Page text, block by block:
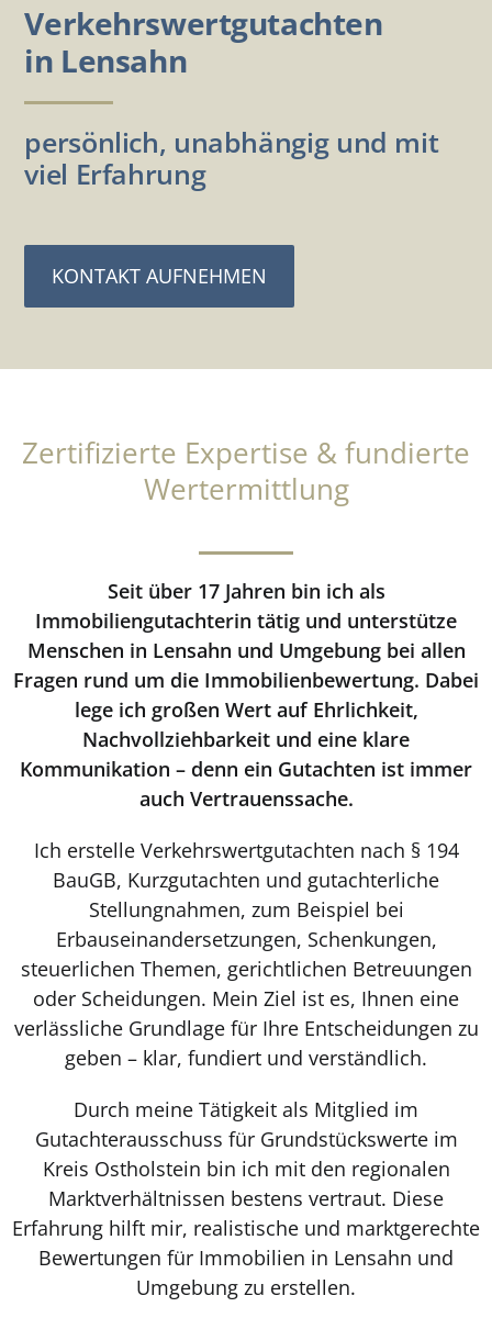
Verkehrswertgutachten
in Lensahn
persönlich, unabhängig und mit
viel Erfahrung
KONTAKT AUFNEHMEN
Zertifizierte Expertise & fundierte
Wertermittlung
Seit über 17 Jahren bin ich als
Immobiliengutachterin tätig und unterstütze
Menschen in Lensahn und Umgebung bei allen
Fragen rund um die Immobilienbewertung. Dabei
lege ich großen Wert auf Ehrlichkeit,
Nachvollziehbarkeit und eine klare
Kommunikation – denn ein Gutachten ist immer
auch Vertrauenssache.
Ich erstelle Verkehrswertgutachten nach § 194
BauGB, Kurzgutachten und gutachterliche
Stellungnahmen, zum Beispiel bei
Erbauseinandersetzungen, Schenkungen,
steuerlichen Themen, gerichtlichen Betreuungen
oder Scheidungen. Mein Ziel ist es, Ihnen eine
verlässliche Grundlage für Ihre Entscheidungen zu
geben – klar, fundiert und verständlich.
Durch meine Tätigkeit als Mitglied im
Gutachterausschuss für Grundstückswerte im
Kreis Ostholstein bin ich mit den regionalen
Marktverhältnissen bestens vertraut. Diese
Erfahrung hilft mir, realistische und marktgerechte
Bewertungen für Immobilien in Lensahn und
Umgebung zu erstellen.